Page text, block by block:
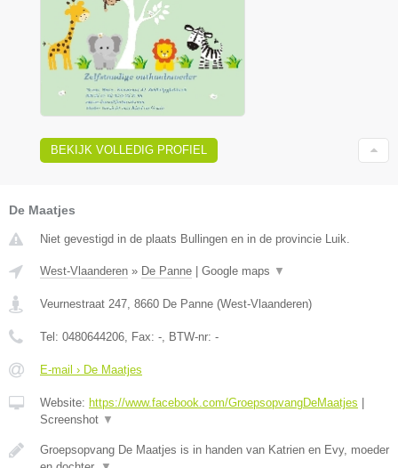
BEKIJK VOLLEDIG PROFIEL
De Maatjes
Niet gevestigd in de plaats Bullingen en in de provincie Luik.
West-Vlaanderen » De Panne | Google maps ▼
Veurnestraat 247 8660 De Panne (West-Vlaanderen)
Tel: 0480644206 , Fax: - , BTW-nr: -
E-mail › De Maatjes
Website: https://www.facebook.com/GroepsopvangDeMaatjes |
Screenshot ▼
Groepsopvang De Maatjes is in handen van Katrien en Evy, moeder